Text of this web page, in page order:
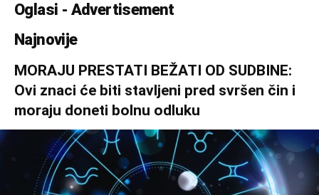
Oglasi - Advertisement
Najnovije
MORAJU PRESTATI BEŽATI OD SUDBINE:
Ovi znaci će biti stavljeni pred svršen čin i
moraju doneti bolnu odluku